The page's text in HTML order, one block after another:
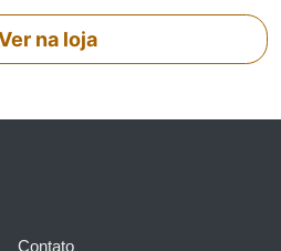
na loja
Contato